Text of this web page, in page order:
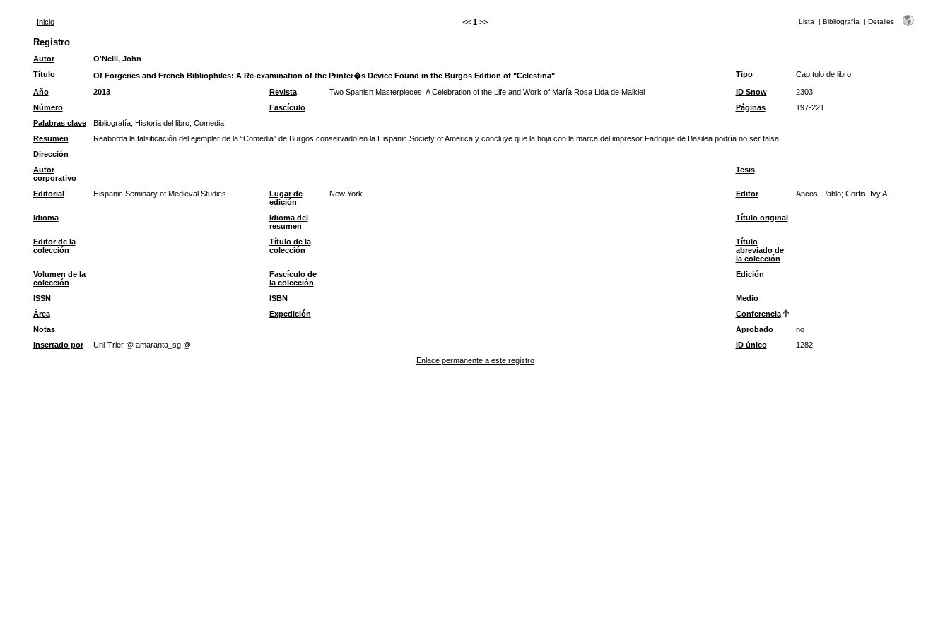
Inicio << 1 >> Lista | Bibliografía | Detalles
Registro
Autor
O'Neill, John
Título
Of Forgeries and French Bibliophiles: A Re-examination of the Printer�s Device Found in the Burgos Edition of "Celestina" Tipo Capítulo de libro
Año 2013 Revista Two Spanish Masterpieces. A Celebration of the Life and Work of María Rosa Lida de Malkiel ID Snow
2303
Número
Fascículo Páginas
197-221
Palabras clave
Bibliografía; Historia del libro; Comedia
Resumen
Reaborda la falsificación del ejemplar de la “Comedia” de Burgos conservado en la Hispanic Society of America y concluye que la hoja con la marca del impresor Fadrique de Basilea podría no ser falsa.
Dirección
Autor
corporativo
Tesis
Editorial Hispanic Seminary of Medieval Studies
Lugar de
edición
New York Editor Ancos, Pablo; Corfis, Ivy A.
Idioma
Idioma del
resumen
Título original
Editor de la
colección
Título de la
colección
Título
abreviado de
la colección
Volumen de la
colección
Fascículo de
la colección
Edición
ISSN ISBN
Medio
Área
Expedición
Conferencia
Notas
Aprobado
no
Insertado por
Uni-Trier @ amaranta_sg @ ID único
1282
Enlace permanente a este registro